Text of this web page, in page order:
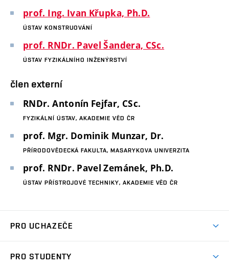
prof. Ing. Ivan Křupka, Ph.D.
ÚSTAV KONSTRUOVÁNÍ
prof. RNDr. Pavel Šandera, CSc.
ÚSTAV FYZIKÁLNÍHO INŽENÝRSTVÍ
člen externí
RNDr. Antonín Fejfar, CSc.
FYZIKÁLNÍ ÚSTAV, AKADEMIE VĚD ČR
prof. Mgr. Dominik Munzar, Dr.
PŘÍRODOVĚDECKÁ FAKULTA, MASARYKOVA UNIVERZITA
prof. RNDr. Pavel Zemánek, Ph.D.
ÚSTAV PŘÍSTROJOVÉ TECHNIKY, AKADEMIE VĚD ČR
PRO UCHAZEČE
PRO STUDENTY